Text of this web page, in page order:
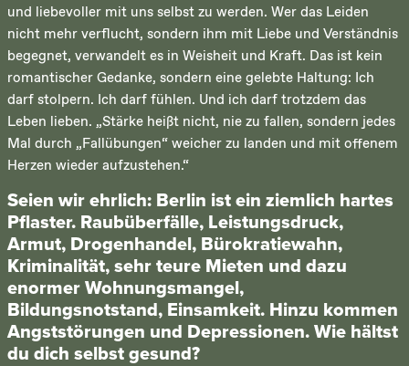
und liebevoller mit uns selbst zu werden. Wer das Leiden
nicht mehr verflucht, sondern ihm mit Liebe und Verständnis
begegnet, verwandelt es in Weisheit und Kraft. Das ist kein
romantischer Gedanke, sondern eine gelebte Haltung: Ich
darf stolpern. Ich darf fühlen. Und ich darf trotzdem das
Leben lieben. „Stärke heißt nicht, nie zu fallen, sondern jedes
Mal durch „Fallübungen“ weicher zu landen und mit offenem
Herzen wieder aufzustehen.“
Seien wir ehrlich: Berlin ist ein ziemlich hartes
Pflaster. Raubüberfälle, Leistungsdruck,
Armut, Drogenhandel, Bürokratiewahn,
Kriminalität, sehr teure Mieten und dazu
enormer Wohnungsmangel,
Bildungsnotstand, Einsamkeit. Hinzu kommen
Angststörungen und Depressionen. Wie hältst
du dich selbst gesund?